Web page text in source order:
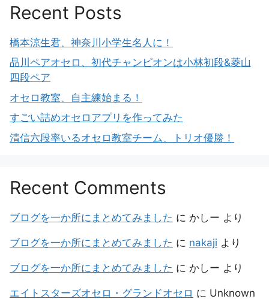
Recent Posts
橋本涼生君、神奈川小学生名人に！
品川ペアオセロ、初代チャンピオンは小林初段&菱山
四段ペア
オセロ教室、自主練始まる！
すごい詰めオセロアプリを作ってみた
清信六段率いるオセロ教室チーム、トリオ優勝！
Recent Comments
ブログを一か所にまとめてみました に かしー より
ブログを一か所にまとめてみました に nakaji より
ブログを一か所にまとめてみました に かしー より
エイトスターズオセロ・グランドオセロ に Unknown